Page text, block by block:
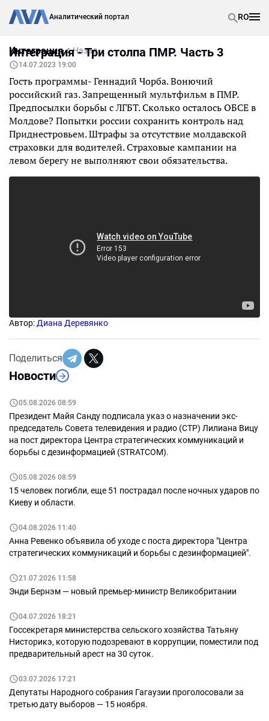
Аналитический портал RO
Интеграция Назад
Новости
05.08.2026 08:59
Президент Майя Санду подписала указ о назначении экс-
председатель Совета телевидения и радио (СТР) Лилиана Вицу
на пост директора Центра стратегических коммуникаций и
борьбы с дезинформацией (STRATCOM).
05.08.2026 08:59
15 человек погибли, еще 51 пострадал после ночных ударов по
Киеву и области.
04.08.2026 11:40
Анна Ревенко объявила об уходе с поста директора "Центра
стратегических коммуникаций и борьбы с дезинформацией".
21.07.2026 11:58
Энди Бернэм — новый премьер-министр Великобритании
04.07.2026 18:21
Госсекретаря министерства сельского хозяйства Татьяну
Нисторикэ, которую подозревают в коррупции, поместили под
предварительный арест на 30 суток.
03.07.2026 17:21
Депутаты Народного собрания Гагаузии проголосовали за
третью дату выборов — 15 ноября.
Интеграция - Три столпа ПМР. Часть 3
14.07.2023 19:00
Гость программы- Геннадий Чорба. Вонючий
российский газ. Запрещенный мультфильм в ПМР.
Предпосылки борьбы с ЛГБТ. Сколько осталось ОБСЕ в
Молдове? Попытки россии сохранить контроль над
Приднестровьем. Штрафы за отсутствие молдавской
страховки для водителей. Страховые кампании на
левом берегу не выполняют свои обязательства.
Автор: Диана Деревянко
Поделиться